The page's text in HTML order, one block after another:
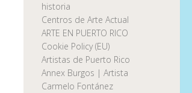
historia
Centros de Arte Actual
ARTE EN PUERTO RICO
Cookie Policy (EU)
Artistas de Puerto Rico
Annex Burgos | Artista
Carmelo Fontánez